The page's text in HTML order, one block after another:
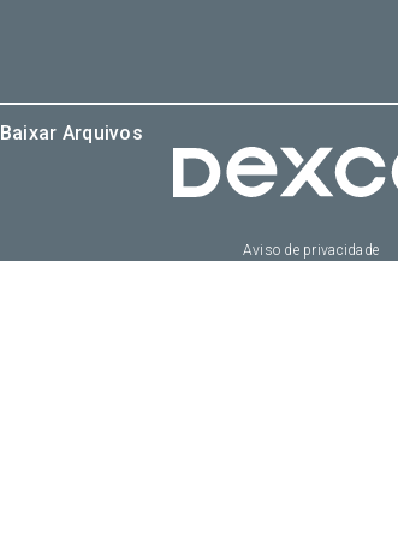
Baixar Arquivos
Aviso de privacidade